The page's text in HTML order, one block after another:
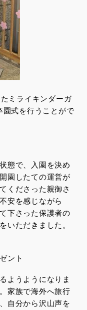
ミライキンダーガ
園式を行うことがで
態で、入園を決め
園したての運営が
くださった親御さ
安を感じながら
下さった保護者の
いただきました。
ント
ようようになりま
家族で海外へ旅行
自分から沢山声を